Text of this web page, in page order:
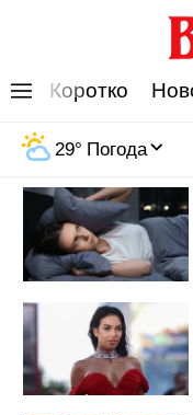
Коротко
29° Погода
Личная жизнь